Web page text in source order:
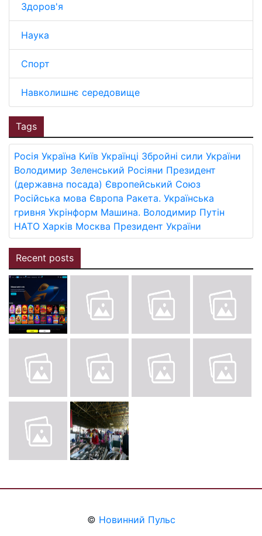
Здоров'я
Наука
Спорт
Навколишнє середовище
Tags
Росія Україна Київ Українці Збройні сили України
Володимир Зеленський Росіяни Президент
(державна посада) Європейський Союз
Російська мова Європа Ракета. Українська
гривня Укрінформ Машина. Володимир Путін
НАТО Харків Москва Президент України
Recent posts
© Новинний Пульс